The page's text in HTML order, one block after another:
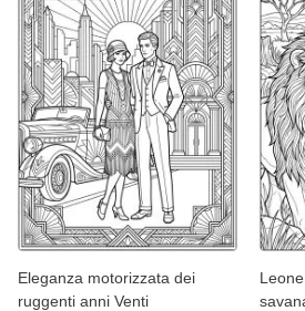
Eleganza motorizzata dei
ruggenti anni Venti